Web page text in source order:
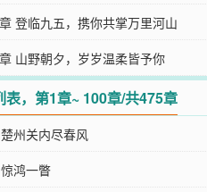
登临九五，携你共掌万里河山
山野朝夕，岁岁温柔皆予你
表，第1章~ 100章/共475章
州关内尽春风
鸿一瞥